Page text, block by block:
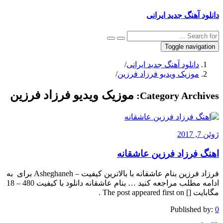
دانلود آهنگ جدید ایرانی
Toggle navigation
دانلود آهنگ جدید ایرانی/
موزیک ویدیو فرزاد فرزین/
Category Archives: موزیک ویدیو فرزاد فرزین
ژوئن 7, 2017
اهنگ فرزاد فرزین عاشقانه
فرزاد فرزین بنام عاشقانه با بالاترین کیفیت – Asheghaneh برای به
ادامه مطلب مراجعه کنید … بنام عاشقانه دانلود با کیفیت 480 – 18
مگابایت [] The post appeared first on .
Published by: 0